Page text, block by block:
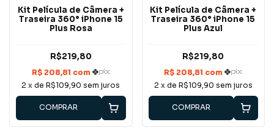
Kit Película de Câmera +
Traseira 360° iPhone 15
Plus Rosa
R$219,80
2 x deR$109,90 sem juros
COMPRAR
Kit Película de Câmera +
Traseira 360° iPhone 15
Plus Azul
R$219,80
2 x de R$109,90 sem juros
COMPRAR